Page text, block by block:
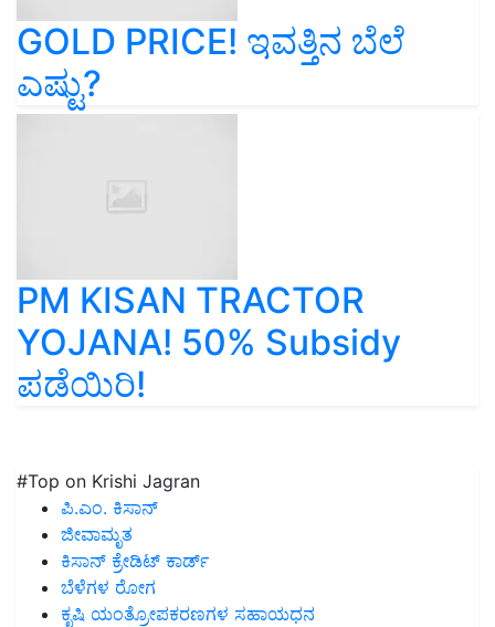
GOLD PRICE! ಇವತ್ತಿನ ಬೆಲೆ
ಎಷ್ಟು?
PM KISAN TRACTOR
YOJANA! 50% Subsidy
ಪಡೆಯಿರಿ!
#Top on Krishi Jagran
ಪಿ.ಎಂ. ಕಿಸಾನ್
ಜೀವಾಮೃತ
ಕಿಸಾನ್ ಕ್ರೇಡಿಟ್ ಕಾರ್ಡ್
ಬೆಳೆಗಳ ರೋಗ
ಕೃಷಿ ಯಂತ್ರೋಪಕರಣಗಳ ಸಹಾಯಧನ